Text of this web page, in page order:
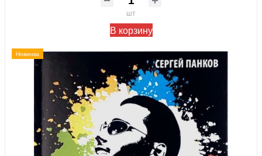
шт
В корзину
Новинка